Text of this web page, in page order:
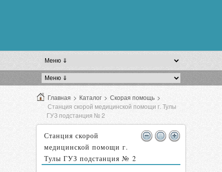
Главная > Каталог > Скорая помощь >
Станция скорой медицинской помощи г. Тулы
ГУЗ подстанция № 2
Станция скорой
медицинской помощи г.
Тулы ГУЗ подстанция № 2